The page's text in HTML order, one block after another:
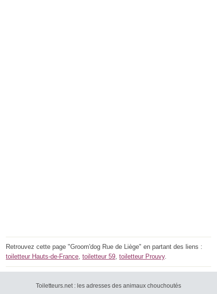
Retrouvez cette page "Groom'dog Rue de Liège" en partant des liens :
toiletteur Hauts-de-France, toiletteur 59, toiletteur Prouvy.
Toiletteurs.net : les adresses des animaux chouchoutés